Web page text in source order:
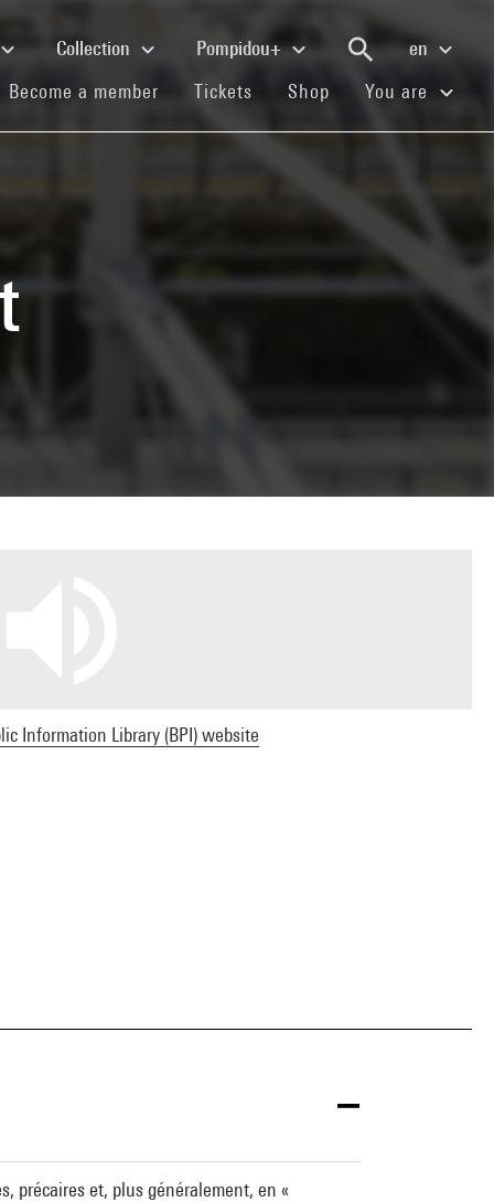
Collection Pompidou+
en
Become a member (current)
Tickets (current)
Shop (current)You are
Information Library (BPI) website
précaires et, plus généralement, en «